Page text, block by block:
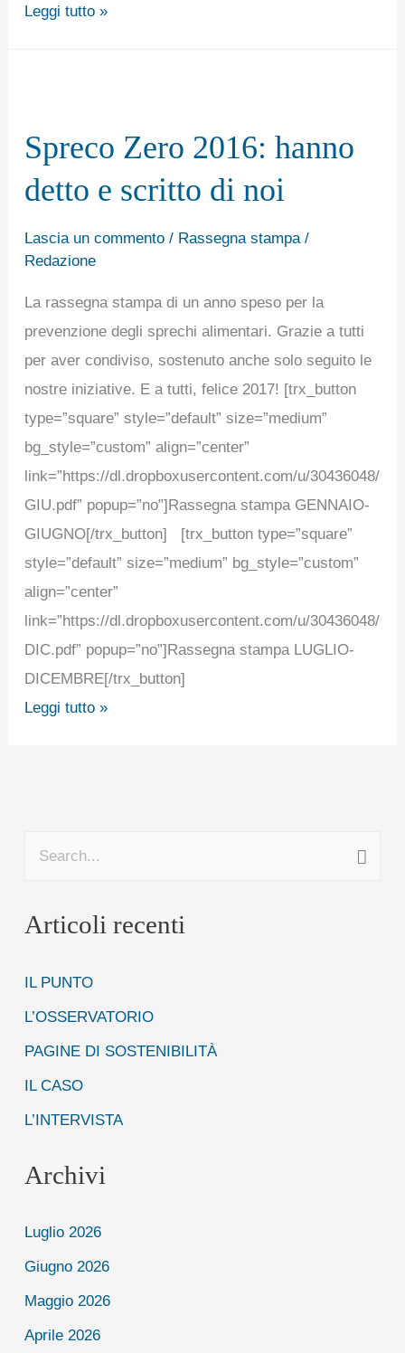
Leggi tutto »
Spreco Zero 2016: hanno
detto e scritto di noi
Lascia un commento / Rassegna stampa/
Redazione
La rassegna stampa di un anno speso per la
prevenzione degli sprechi alimentari. Grazie a tutti
per aver condiviso, sostenuto anche solo seguito le
nostre iniziative. E a tutti, felice 2017! [trx_button
type=”square” style=”default” size=”medium”
bg_style=”custom” align=”center”
link=”https://dl.dropboxusercontent.com/u/30436048/
GIU.pdf” popup=”no”]Rassegna stampa GENNAIO-
GIUGNO[/trx_button] [trx_button type=”square”
style=”default” size=”medium” bg_style=”custom”
align=”center”
link=”https://dl.dropboxusercontent.com/u/30436048/
DIC.pdf” popup=”no”]Rassegna stampa LUGLIO-
DICEMBRE[/trx_button]
2016:
detto
e
scritto
Leggi tutto »
r
a
:
Articoli recenti
IL PUNTO
L’OSSERVATORIO
PAGINE DI SOSTENIBILITÀ
IL CASO
L’INTERVISTA
Archivi
Luglio 2026
Giugno 2026
Maggio 2026
Aprile 2026